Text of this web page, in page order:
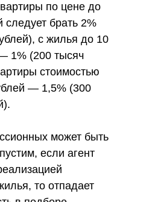
по цене до
следует брать 2%
с жилья до 10
1% (200 тысяч
стоимостью
— 1,5% (300
может быть
если агент
то отпадает